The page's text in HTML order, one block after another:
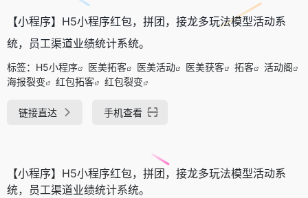
【小程序】H5小程序红包，拼团，接龙多玩法模型活动系
统，员工渠道业绩统计系统。
标签： H5小程序 医美拓客 医美活动 医美获客 拓客
活动阁
海报裂变
红包拓客 红包裂变
链接直达 手机查看
【小程序】H5小程序红包，拼团，接龙多玩法模型活动系
统，员工渠道业绩统计系统。